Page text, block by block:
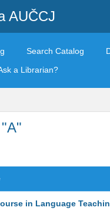
AUČCJ
Search Catalog
a Librarian?
in Language